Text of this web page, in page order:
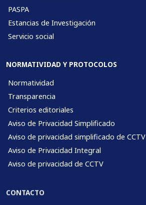
PASPA
Estancias de Investigación
Servicio social
NORMATIVIDAD Y PROTOCOLOS
Normatividad
Transparencia
Criterios editoriales
Aviso de Privacidad Simplificado
Aviso de privacidad simplificado de CCTV
Aviso de Privacidad Integral
Aviso de privacidad de CCTV
CONTACTO